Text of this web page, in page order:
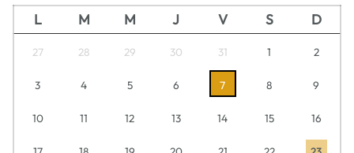
L M M J V S D
27 28 29 30 31 1 2
3 4 5 6 7 8 9
10 11 12 13 14 15 16